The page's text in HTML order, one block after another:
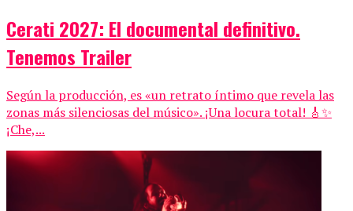
Cerati 2027: El documental definitivo.
Tenemos Trailer
Según la producción, es «un retrato íntimo que revela las
zonas más silenciosas del músico». ¡Una locura total! 🎸✨
¡Che,...